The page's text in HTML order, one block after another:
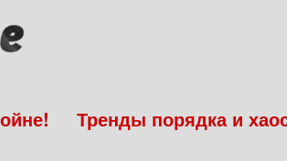
Тренды порядка и